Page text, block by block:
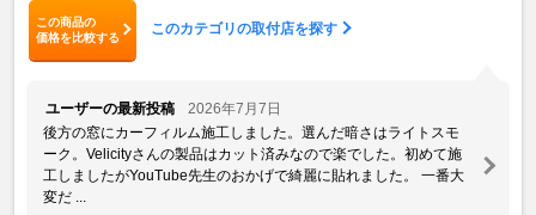
この商品の
価格を比較する
このカテゴリの取付店を探す
ユーザーの最新投稿
2026年7月7日
後方の窓にカーフィルム施工しました。選んだ暗さはライトスモ
ーク。Velicityさんの製品はカット済みなので楽でした。初めて施
工しましたがYouTube先生のおかげで綺麗に貼れました。 一番大
変だ ...